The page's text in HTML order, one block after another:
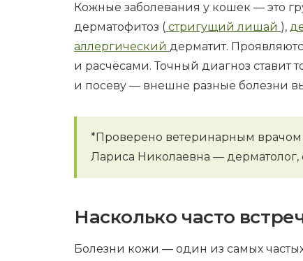
Кожные заболевания у кошек — это
дерматофитоз ( стригущий лишай ),
аллергический дерматит.
и расчёсами. Точный диагноз ставит
и посеву — внешне разные болезни
*Проверено ветеринарным
Лариса Николаевна — дерматолог,
Насколько часто
Болезни кожи — один из самых